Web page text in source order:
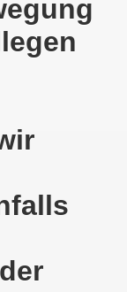
der
auf
- stärken wir
des Kampfes
auf